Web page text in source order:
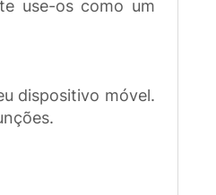
use-os como um
dispositivo móvel.